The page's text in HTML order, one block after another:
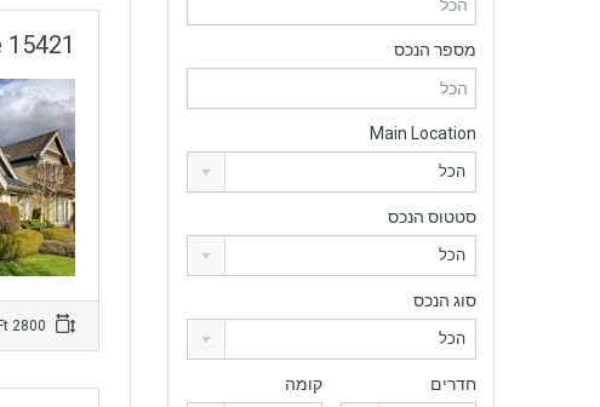
15421 Southwest 39th Terrace מספר הנכס
Main Location
הכל
סטטוס הנכס
הכל
סוג הנכס
הכל
חדרים קומה